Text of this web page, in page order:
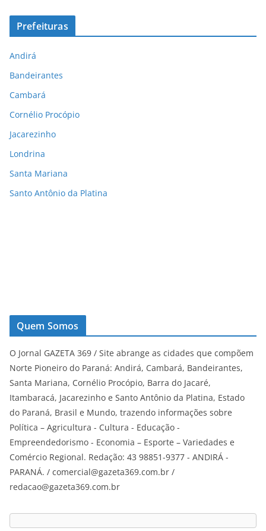
Prefeituras
Andirá
Bandeirantes
Cambará
Cornélio Procópio
Jacarezinho
Londrina
Santa Mariana
Santo Antônio da Platina
Quem Somos
O Jornal GAZETA 369 / Site abrange as cidades que compõem
Norte Pioneiro do Paraná: Andirá, Cambará, Bandeirantes,
Santa Mariana, Cornélio Procópio, Barra do Jacaré,
Itambaracá, Jacarezinho e Santo Antônio da Platina, Estado
do Paraná, Brasil e Mundo, trazendo informações sobre
Política – Agricultura - Cultura - Educação -
Empreendedorismo - Economia – Esporte – Variedades e
Comércio Regional. Redação: 43 98851-9377 - ANDIRÁ -
PARANÁ. / comercial@gazeta369.com.br /
redacao@gazeta369.com.br